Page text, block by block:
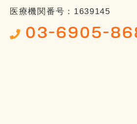
医療機関番号：1639145
03-6905-